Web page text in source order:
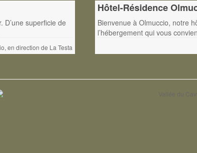
superficie de
en direction de La Testa
Hôtel-Résidence
Bienvenue à Olmuccio, notre
l’hébergement qui vous